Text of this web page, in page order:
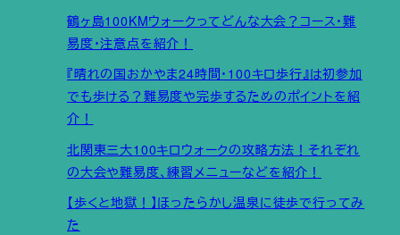
鶴ヶ島100KMウォークってどんな大会？コース・難
易度・注意点を紹介！
『晴れの国おかやま24時間・100キロ歩行』は初参加
でも歩ける？難易度や完歩するためのポイントを紹
介！
北関東三大100キロウォークの攻略方法！それぞれ
の大会や難易度、練習メニューなどを紹介！
【歩くと地獄！】ほったらかし温泉に徒歩で行ってみ
た